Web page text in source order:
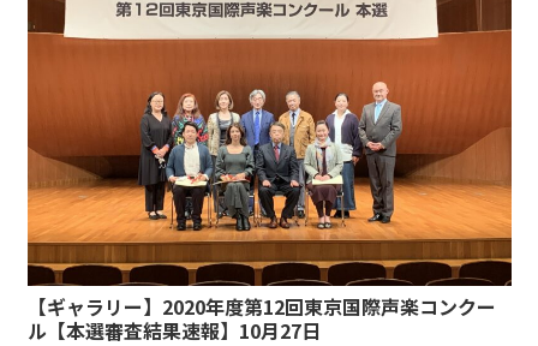
【ギャラリー】2020年度第12回東京国際声楽コンクー
ル【本選審査結果速報】10月27日